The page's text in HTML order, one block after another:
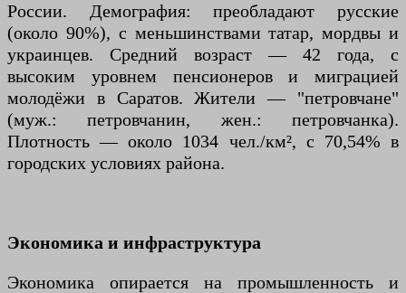
России. Демография: преобладают русские
(около 90%), с меньшинствами татар, мордвы и
украинцев. Средний возраст — 42 года, с
высоким уровнем пенсионеров и миграцией
молодёжи в Саратов. Жители — "петровчане"
(муж.: петровчанин, жен.: петровчанка).
Плотность — около 1034 чел./км², с 70,54% в
городских условиях района.
Экономика и инфраструктура
Экономика опирается на промышленность и